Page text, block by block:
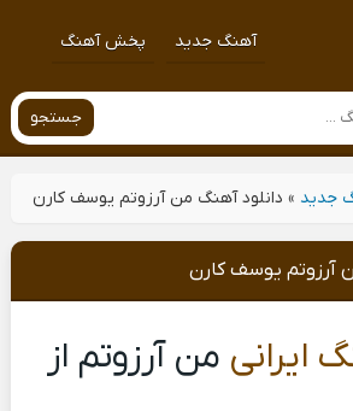
آهنگ جدید پخش آهنگ
جستجو
جدید » دانلود آهنگ من آرزوتم یوسف کارن
آرزوتم یوسف کارن
ایرانی من آرزوتم از